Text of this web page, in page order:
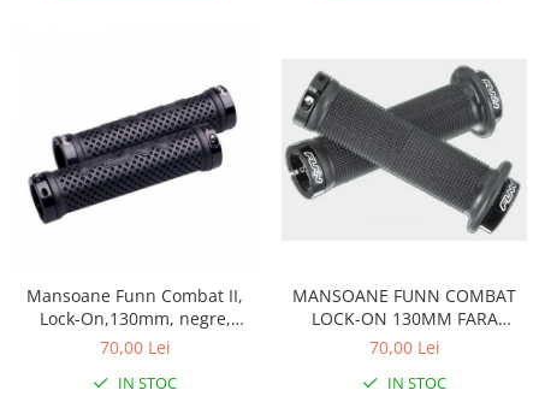
Mansoane Funn Combat II,
Lock-On,130mm, negre,
GR10C2BLKB, AM
70,00 Lei
IN STOC
MANSOANE FUNN COMBAT
LOCK-ON 130MM FARA
FLANSA NEGRE FUN0461
70,00 Lei
IN STOC